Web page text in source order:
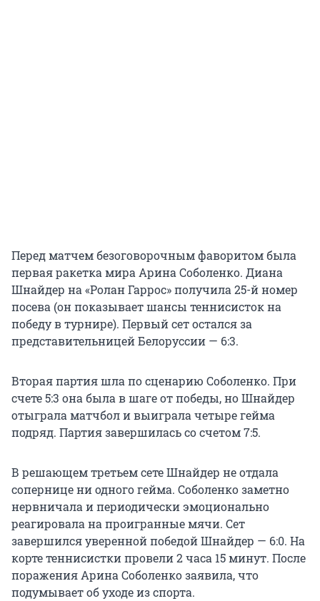
Перед матчем безоговорочным фаворитом была
первая ракетка мира Арина Соболенко. Диана
Шнайдер на «Ролан Гаррос» получила 25-й номер
посева (он показывает шансы теннисисток на
победу в турнире). Первый сет остался за
представительницей Белоруссии — 6:3.
Вторая партия шла по сценарию Соболенко. При
счете 5:3 она была в шаге от победы, но Шнайдер
отыграла матчбол и выиграла четыре гейма
подряд. Партия завершилась со счетом 7:5.
В решающем третьем сете Шнайдер не отдала
сопернице ни одного гейма. Соболенко заметно
нервничала и периодически эмоционально
реагировала на проигранные мячи. Сет
завершился уверенной победой Шнайдер — 6:0. На
корте теннисистки провели 2 часа 15 минут. После
поражения Арина Соболенко заявила, что
подумывает об уходе из спорта.